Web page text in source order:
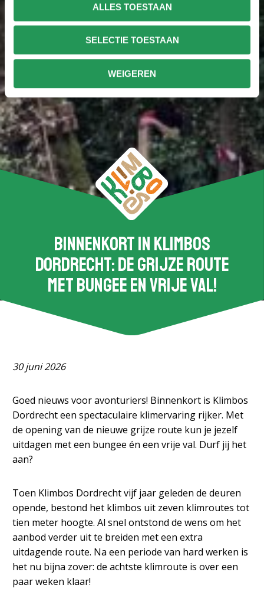
ALLES TOESTAAN
SELECTIE TOESTAAN
WEIGEREN
Binnenkort in Klimbos
Dordrecht: de grijze route
met bungee en vrije val!
30 juni 2026
Goed nieuws voor avonturiers! Binnenkort is Klimbos
Dordrecht een spectaculaire klimervaring rijker. Met
de opening van de nieuwe grijze route kun je jezelf
uitdagen met een bungee én een vrije val. Durf jij het
aan?
Toen Klimbos Dordrecht vijf jaar geleden de deuren
opende, bestond het klimbos uit zeven klimroutes tot
tien meter hoogte. Al snel ontstond de wens om het
aanbod verder uit te breiden met een extra
uitdagende route. Na een periode van hard werken is
het nu bijna zover: de achtste klimroute is over een
paar weken klaar!